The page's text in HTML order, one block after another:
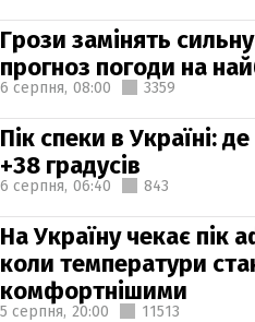
Грози замінять
прогноз погоди на
6 серпня, 08:00 3359
Пік спеки в Україні:
+38 градусів
6 серпня, 06:40 843
На Україну чекає пік
коли температури
комфортнішими
5 серпня, 20:00 11513